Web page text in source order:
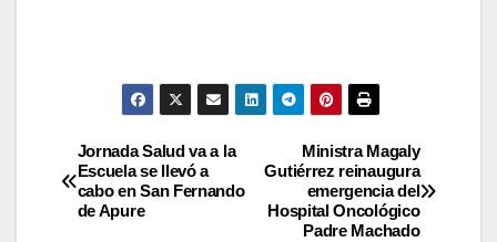
Ministra Magaly
Gutiérrez reinaugura
emergencia del
Hospital Oncológico
Padre Machado
Jornada Salud va a la
Escuela se llevó a
cabo en San Fernando
de Apure